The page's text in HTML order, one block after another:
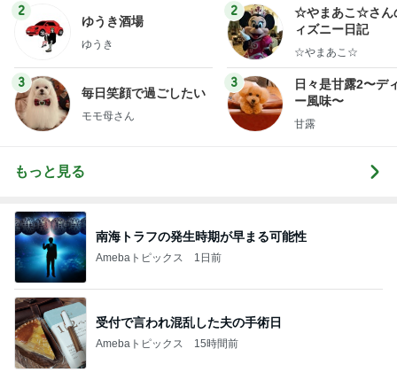
2
ゆうき酒場
ゆうき
3
毎日笑顔で過ごしたい
モモ母さん
ログ
2
☆やまあこ☆さん
ィズニー日記
☆やまあこ☆
3
日々是甘露2〜デ
ー風味〜
甘露
もっと見る
南海トラフの発生時期が早まる可能性
Amebaトピックス 1日前
受付で言われ混乱した夫の手術日
Amebaトピックス 15時間前